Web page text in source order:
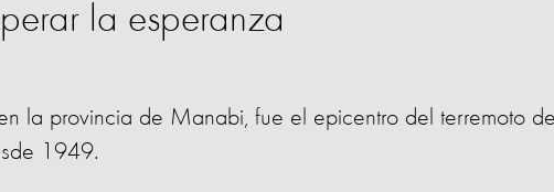
la esperanza
la provincia de Manabi, fue el epicentro del terremoto
1949.